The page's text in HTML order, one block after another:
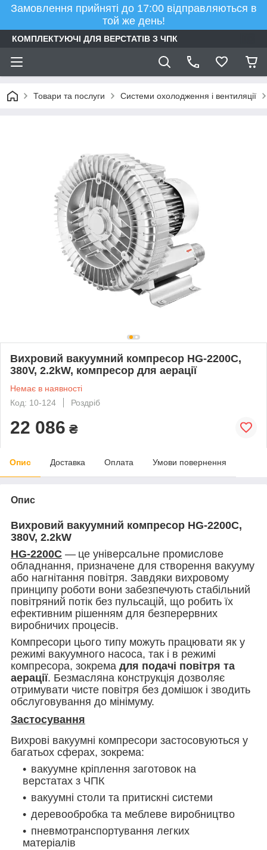
Замовлення прийняті до 17:00 відправляються в
той же день!
КОМПЛЕКТУЮЧІ ДЛЯ ВЕРСТАТІВ З ЧПК
Товари та послуги Системи охолодження і вентиляції
Вихровий вакуумний компресор HG-2200С,
380V, 2.2kW, компресор для аерації
Немає в наявності
Код: 10-124
Роздріб
22 086 ₴
Опис Доставка Оплата Умови повернення
Опис
Вихровий вакуумний компресор HG-2200С,
380V, 2.2kW
HG-2200C — це універсальне промислове
обладнання, призначене для створення вакууму
або нагнітання повітря. Завдяки вихровому
принципу роботи вони забезпечують стабільний
повітряний потік без пульсацій, що робить їх
ефективним рішенням для безперервних
виробничих процесів.
Компресори цього типу можуть працювати як у
режимі вакуумного насоса, так і в режимі
компресора, зокрема для подачі повітря та
аерації. Безмасляна конструкція дозволяє
отримувати чисте повітря без домішок і зводить
обслуговування до мінімуму.
Застосування
Вихрові вакуумні компресори застосовуються у
багатьох сферах, зокрема:
вакуумне кріплення заготовок на
верстатах з ЧПК
вакуумні столи та притискні системи
деревообробка та меблеве виробництво
пневмотранспортування легких
матеріалів